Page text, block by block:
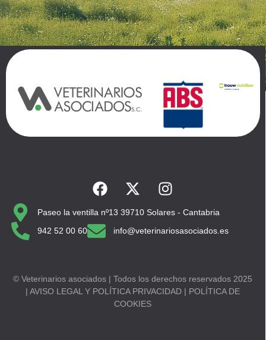
Paseo la ventilla nº13 39710 Solares - Cantabria
942 52 00 60
info@veterinariosasociados.es
© Veterinarios asociados | Todos los derechos reservados 2025
| AVISO LEGAL Y POLÍTICA PRIVACIDAD | POLÍTICA DE
COOKIES